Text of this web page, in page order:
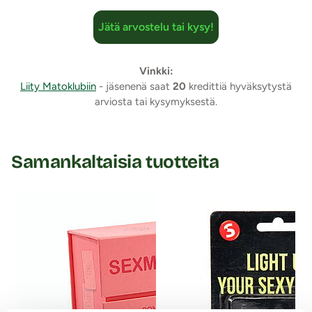
Jätä arvostelu tai kysy!
Vinkki:
Liity Matoklubiin - jäsenenä saat 20 kredittiä hyväksytystä
arviosta tai kysymyksestä.
Samankaltaisia tuotteita